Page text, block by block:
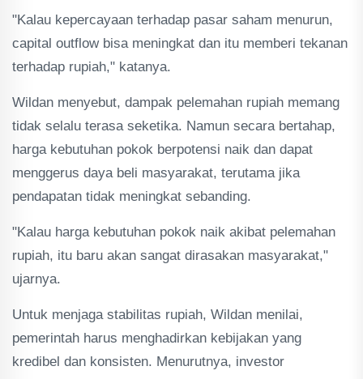
"Kalau kepercayaan terhadap pasar saham menurun,
capital outflow bisa meningkat dan itu memberi tekanan
terhadap rupiah," katanya.
Wildan menyebut, dampak pelemahan rupiah memang
tidak selalu terasa seketika. Namun secara bertahap,
harga kebutuhan pokok berpotensi naik dan dapat
menggerus daya beli masyarakat, terutama jika
pendapatan tidak meningkat sebanding.
"Kalau harga kebutuhan pokok naik akibat pelemahan
rupiah, itu baru akan sangat dirasakan masyarakat,"
ujarnya.
Untuk menjaga stabilitas rupiah, Wildan menilai,
pemerintah harus menghadirkan kebijakan yang
kredibel dan konsisten. Menurutnya, investor